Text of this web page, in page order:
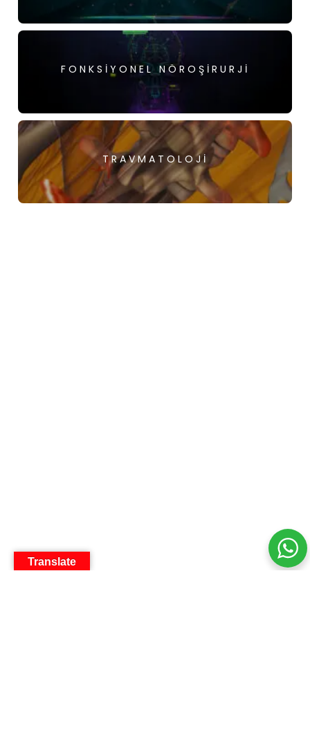
FONKSIYONEL NÖROŞIRURJI
TRAVMATOLOJI
Translate